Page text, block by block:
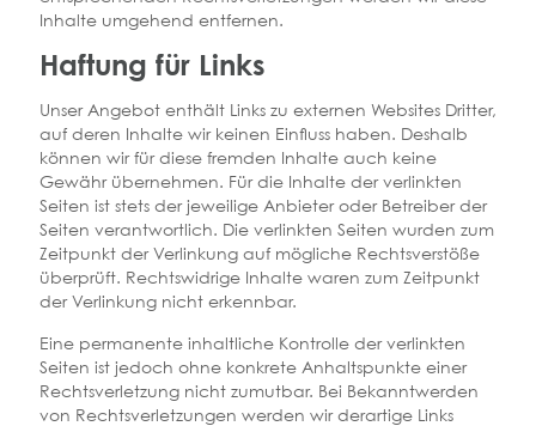
Inhalte umgehend entfernen.
Haftung für Links
Unser Angebot enthält Links zu externen Websites Dritter,
auf deren Inhalte wir keinen Einfluss haben. Deshalb
können wir für diese fremden Inhalte auch keine
Gewähr übernehmen. Für die Inhalte der verlinkten
Seiten ist stets der jeweilige Anbieter oder Betreiber der
Seiten verantwortlich. Die verlinkten Seiten wurden zum
Zeitpunkt der Verlinkung auf mögliche Rechtsverstöße
überprüft. Rechtswidrige Inhalte waren zum Zeitpunkt
der Verlinkung nicht erkennbar.
Eine permanente inhaltliche Kontrolle der verlinkten
Seiten ist jedoch ohne konkrete Anhaltspunkte einer
Rechtsverletzung nicht zumutbar. Bei Bekanntwerden
von Rechtsverletzungen werden wir derartige Links